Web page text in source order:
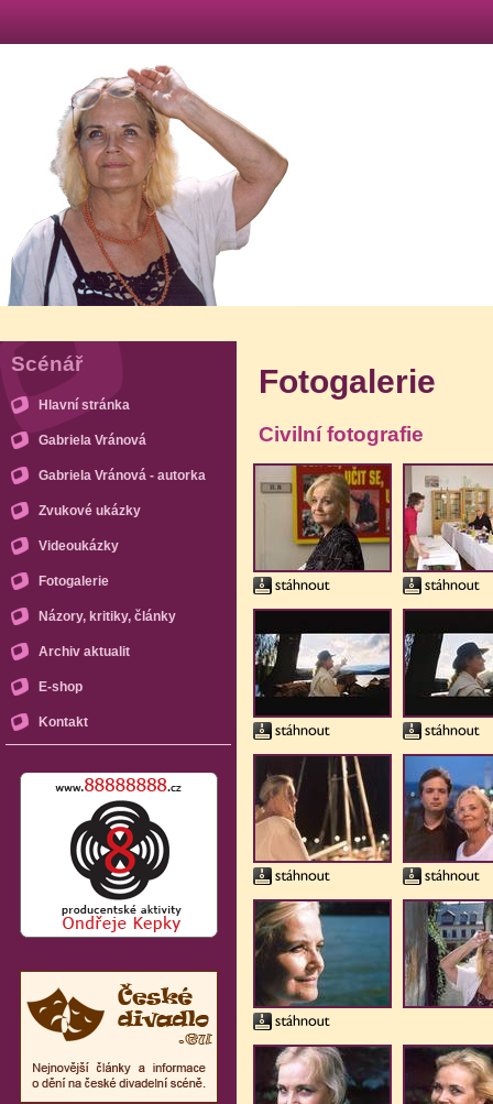
Scénář
Hlavní stránka
Gabriela Vránová
Gabriela Vránová - autorka
Zvukové ukázky
Videoukázky
Fotogalerie
Názory, kritiky, články
Archiv aktualit
E-shop
Kontakt
Fotogalerie
Civilní fotografie